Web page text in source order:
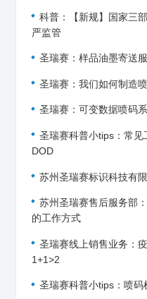
科普：【新规】国家三
严监管
圣瑞赛：样品油墨寄送
圣瑞赛：我们如何制造
圣瑞赛：可变数据喷码
圣瑞赛科普小tips：常
DOD
苏州圣瑞赛标识科技有
苏州圣瑞赛售后服务部
的工作方式
圣瑞赛线上销售业务：
1+1>2
圣瑞赛科普小tips：喷